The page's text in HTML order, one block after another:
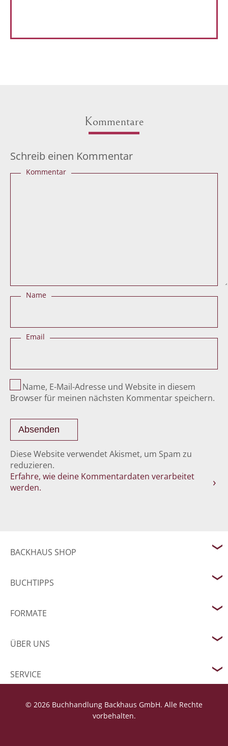
Kommentare
Schreib einen Kommentar
Kommentar
Name
Email
Name, E-Mail-Adresse und Website in diesem
Browser für meinen nächsten Kommentar speichern.
Diese Website verwendet Akismet, um Spam zu
reduzieren.
Erfahre, wie deine Kommentardaten verarbeitet
werden.
BACKHAUS SHOP
BUCHTIPPS
FORMATE
ÜBER UNS
SERVICE
© 2026 Buchhandlung Backhaus GmbH. Alle Rechte
vorbehalten.